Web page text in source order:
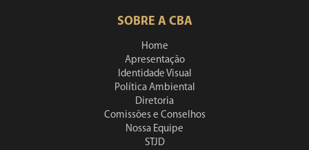
SOBRE A CBA
Home
Apresentação
Identidade Visual
Política Ambiental
Diretoria
Comissões e Conselhos
Nossa Equipe
STJD